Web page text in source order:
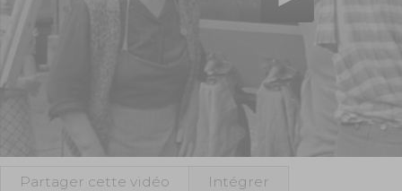
Partager cette vidéo Intégrer